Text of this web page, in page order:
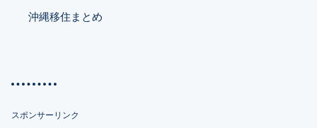
沖縄移住まとめ
スポンサーリンク